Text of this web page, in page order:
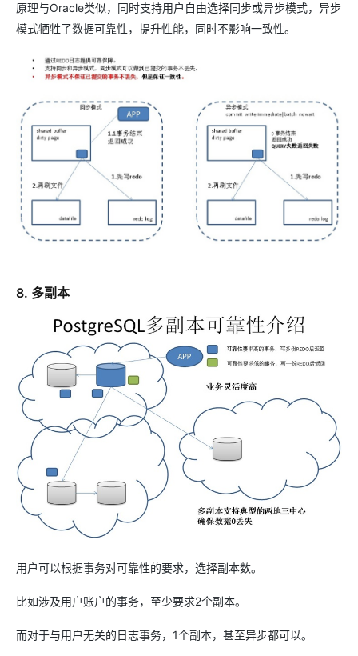
原理与Oracle类似，同时支持用户自由选择同步或异步模式，异步
模式牺牲了数据可靠性，提升性能，同时不影响一致性。
8. 多副本
用户可以根据事务对可靠性的要求，选择副本数。
比如涉及用户账户的事务，至少要求2个副本。
而对于与用户无关的日志事务，1个副本，甚至异步都可以。